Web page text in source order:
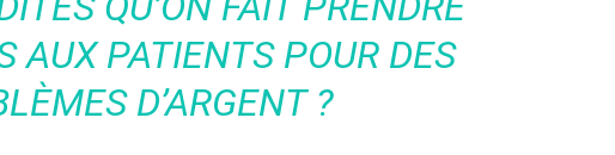
AUX PATIENTS POUR DES
D’ARGENT ?